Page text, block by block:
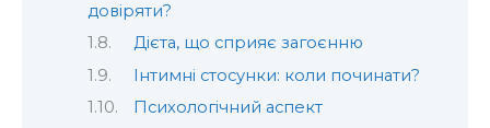
довіряти?
Дієта, що сприяє загоєнню
Інтимні стосунки: коли починати?
Психологічний аспект